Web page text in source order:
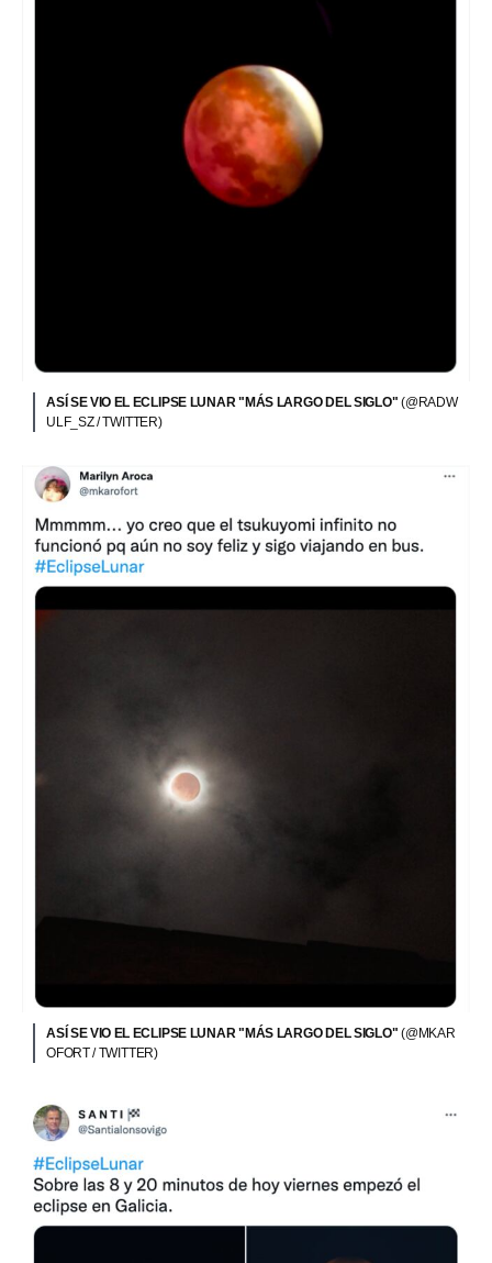
ASÍ SE VIO EL ECLIPSE LUNAR "MÁS LARGO DEL SIGLO" (@RADW
ULF_SZ / TWITTER)
ASÍ SE VIO EL ECLIPSE LUNAR "MÁS LARGO DEL SIGLO" (@MKAR
OFORT / TWITTER)